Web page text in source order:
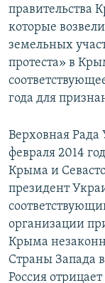
правительства
которые
земельных
протеста» в
года для
Верховная
февраля 2014
Крыма и
президент
организации
Крыма
Страны Запада
Россия